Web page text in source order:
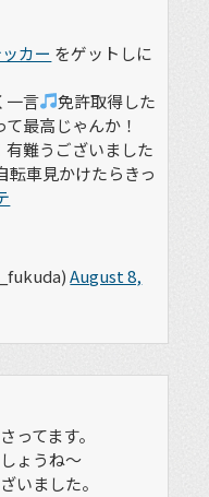
カー をゲットしに
一言
免許取得した
最高じゃんか！
難うございました
転車見かけたらきっ
August 8,
ってます。
ょうね〜
いました。